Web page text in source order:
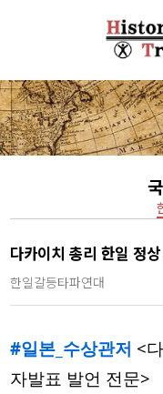
다카이치 총리 한일 정
한일갈등타파연대
#일본_수상관저 <
자발표 발언 전문>